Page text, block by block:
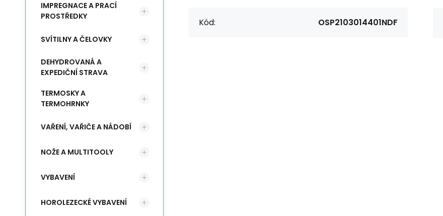
Kód: OSP2103014401NDF
IMPREGNACE A PRACÍ
PROSTŘEDKY
SVÍTILNY A ČELOVKY
DEHYDROVANÁ A
EXPEDIČNÍ STRAVA
TERMOSKY A
TERMOHRNKY
VAŘENÍ, VAŘIČE A NÁDOBÍ
NOŽE A MULTITOOLY
VYBAVENÍ
HOROLEZECKÉ VYBAVENÍ